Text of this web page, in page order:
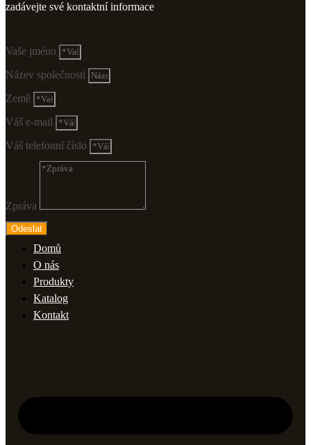
zadávejte své kontaktní informace
Vaše jméno
Název společnosti
Země
Váš e-mail
Váš telefonní číslo
Zpráva
Odeslat
Domů
O nás
Produkty
Katalog
Kontakt